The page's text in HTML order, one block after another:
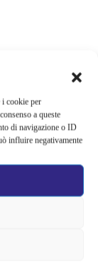
i cookie per
a queste
di navigazione o ID
influire negativamente
Fall cambia